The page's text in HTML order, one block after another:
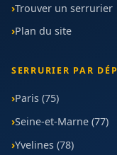
Trouver un serrurier
Plan du site
SERRURIER PAR
Paris (75)
Seine-et-Marne (77)
Yvelines (78)